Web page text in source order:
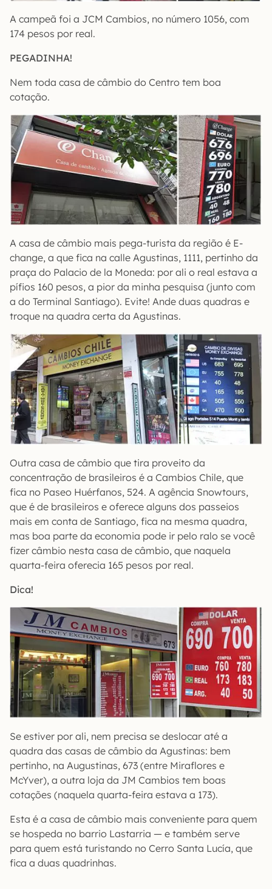
A campeã foi a JCM Cambios, no número 1056, com
174 pesos por real.
PEGADINHA!
Nem toda casa de câmbio do Centro tem boa
cotação.
A casa de câmbio mais pega-turista da região é E-
change, a que fica na calle Agustinas, 1111, pertinho da
praça do Palacio de la Moneda: por ali o real estava a
pífios 160 pesos, a pior da minha pesquisa (junto com
a do Terminal Santiago). Evite! Ande duas quadras e
troque na quadra certa da Agustinas.
Outra casa de câmbio que tira proveito da
concentração de brasileiros é a Cambios Chile, que
fica no Paseo Huérfanos, 524. A agência Snowtours,
que é de brasileiros e oferece alguns dos passeios
mais em conta de Santiago, fica na mesma quadra,
mas boa parte da economia pode ir pelo ralo se você
fizer câmbio nesta casa de câmbio, que naquela
quarta-feira oferecia 165 pesos por real.
Dica!
Se estiver por ali, nem precisa se deslocar até a
quadra das casas de câmbio da Agustinas: bem
pertinho, na Augustinas, 673 (entre Miraflores e
McYver), a outra loja da JM Cambios tem boas
cotações (naquela quarta-feira estava a 173).
Esta é a casa de câmbio mais conveniente para quem
se hospeda no barrio Lastarria — e também serve
para quem está turistando no Cerro Santa Lucía, que
fica a duas quadrinhas.